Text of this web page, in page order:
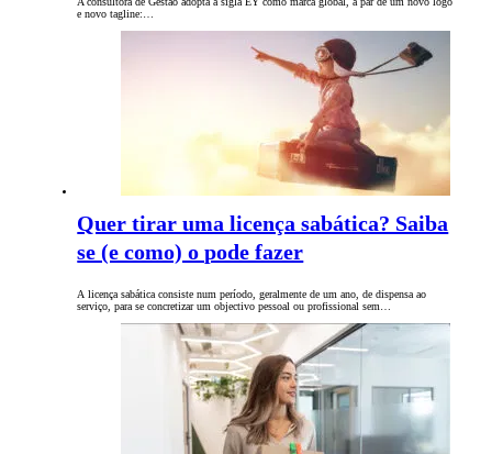
e novo tagline:…
Quer tirar uma licença sabática? Saiba
se (e como) o pode fazer
A licença sabática consiste num período, geralmente de um ano, de dispensa ao
serviço, para se concretizar um objectivo pessoal ou profissional sem…